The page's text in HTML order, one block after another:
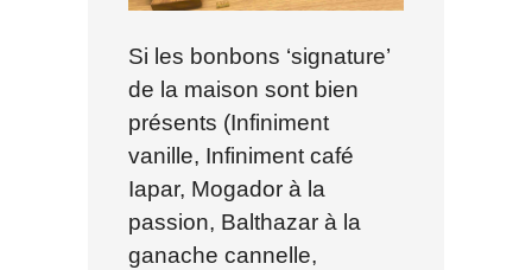
Si les bonbons ‘signature’
de la maison sont bien
présents (Infiniment
vanille, Infiniment café
Iapar, Mogador à la
passion, Balthazar à la
ganache cannelle,